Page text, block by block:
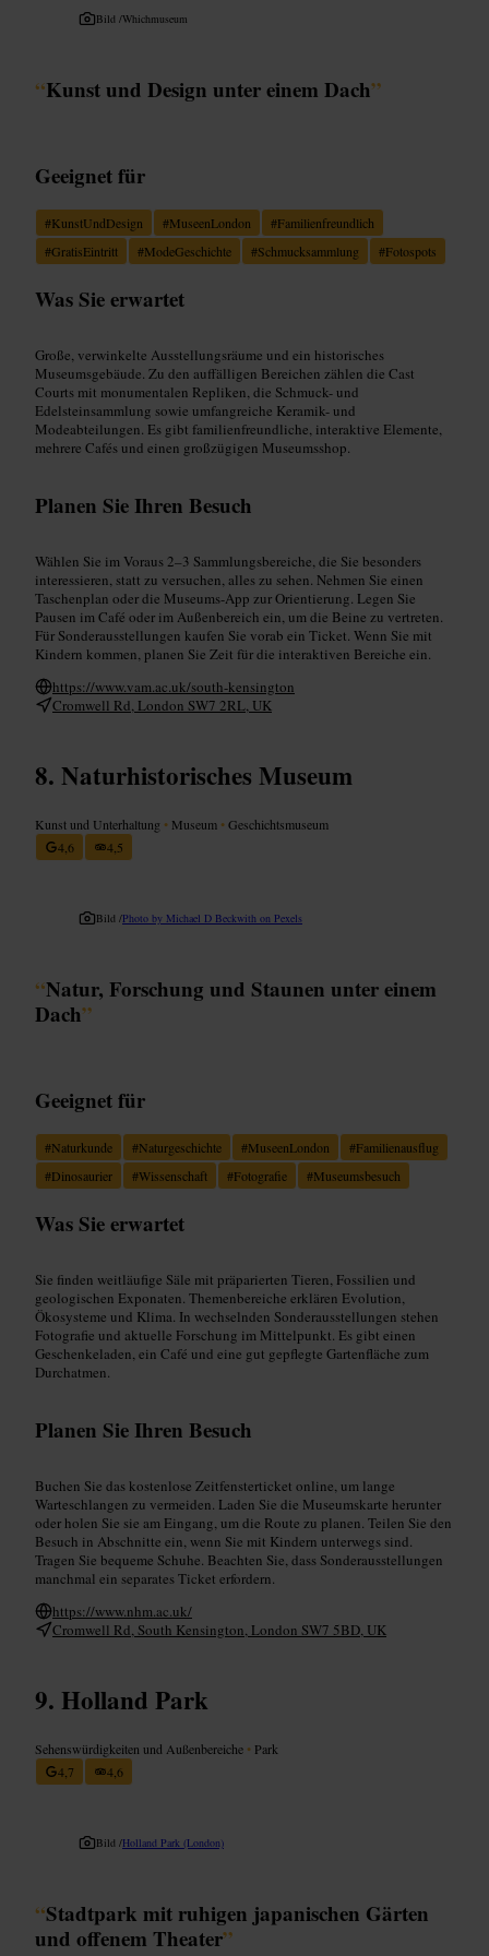
Bild /Whichmuseum
“Kunst und Design unter einem Dach”
Geeignet für
#KunstUndDesign #MuseenLondon #Familienfreundlich
#GratisEintritt #ModeGeschichte #Schmucksammlung #Fotospots
Was Sie erwartet
Große, verwinkelte Ausstellungsräume und ein historisches
Museumsgebäude. Zu den auffälligen Bereichen zählen die Cast
Courts mit monumentalen Repliken, die Schmuck- und
Edelsteinsammlung sowie umfangreiche Keramik- und
Modeabteilungen. Es gibt familienfreundliche, interaktive Elemente,
mehrere Cafés und einen großzügigen Museumsshop.
Planen Sie Ihren Besuch
Wählen Sie im Voraus 2–3 Sammlungsbereiche, die Sie besonders
interessieren, statt zu versuchen, alles zu sehen. Nehmen Sie einen
Taschenplan oder die Museums-App zur Orientierung. Legen Sie
Pausen im Café oder im Außenbereich ein, um die Beine zu vertreten.
Für Sonderausstellungen kaufen Sie vorab ein Ticket. Wenn Sie mit
Kindern kommen, planen Sie Zeit für die interaktiven Bereiche ein.
https://www.vam.ac.uk/south-kensington
Cromwell Rd, London SW7 2RL, UK
Naturhistorisches Museum
Kunst und Unterhaltung • Museum •Geschichtsmuseum
4,6
4,5
Bild /Photo by Michael D Beckwith on Pexels
“Natur, Forschung und Staunen unter einem
Dach”
Geeignet für
#Naturkunde #Naturgeschichte #MuseenLondon #Familienausflug
#Dinosaurier #Wissenschaft #Fotografie #Museumsbesuch
Was Sie erwartet
Sie finden weitläufige Säle mit präparierten Tieren, Fossilien und
geologischen Exponaten. Themenbereiche erklären Evolution,
Ökosysteme und Klima. In wechselnden Sonderausstellungen stehen
Fotografie und aktuelle Forschung im Mittelpunkt. Es gibt einen
Geschenkeladen, ein Café und eine gut gepflegte Gartenfläche zum
Durchatmen.
Planen Sie Ihren Besuch
Buchen Sie das kostenlose Zeitfensterticket online, um lange
Warteschlangen zu vermeiden. Laden Sie die Museumskarte herunter
oder holen Sie sie am Eingang, um die Route zu planen. Teilen Sie den
Besuch in Abschnitte ein, wenn Sie mit Kindern unterwegs sind.
Tragen Sie bequeme Schuhe. Beachten Sie, dass Sonderausstellungen
manchmal ein separates Ticket erfordern.
https://www.nhm.ac.uk/
Cromwell Rd, South Kensington, London SW7 5BD, UK
Holland Park
Sehenswürdigkeiten und Außenbereiche • Park
4,7
4,6
Bild /Holland Park (London)
“Stadtpark mit ruhigen japanischen Gärten
und offenem Theater”